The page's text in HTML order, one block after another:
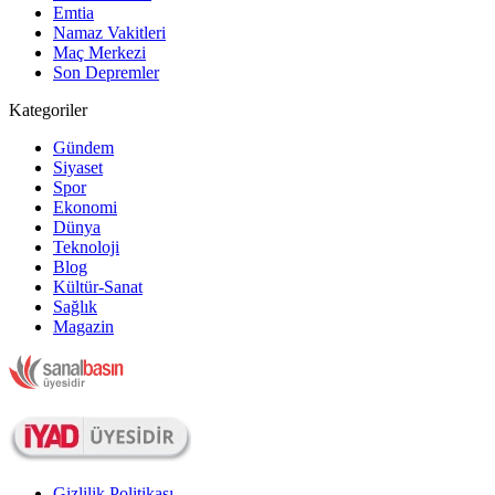
Emtia
Namaz Vakitleri
Maç Merkezi
Son Depremler
Kategoriler
Gündem
Siyaset
Spor
Ekonomi
Dünya
Teknoloji
Blog
Kültür-Sanat
Sağlık
Magazin